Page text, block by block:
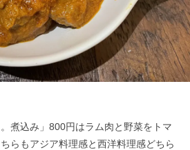
煮込み」800円はラム肉と野菜をトマ
らもアジア料理感と西洋料理感どちら